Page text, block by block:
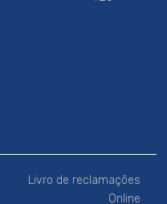
Livro de reclamações
Online